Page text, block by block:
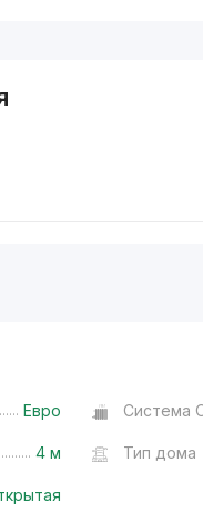
Евро Система
4 м Тип дома